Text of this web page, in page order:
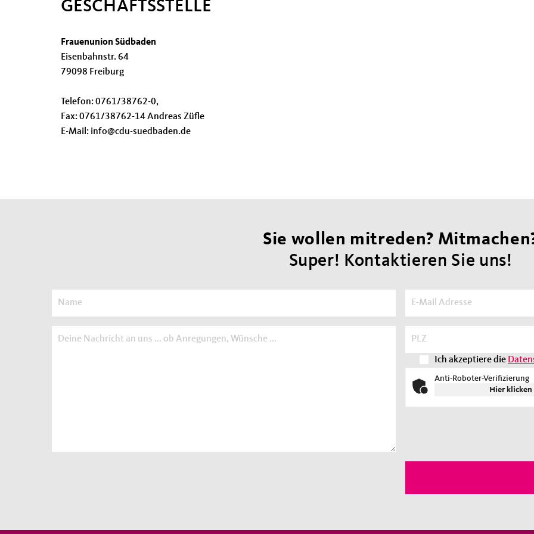
GESCHÄFTSSTELLE
Frauenunion Südbaden
Eisenbahnstr. 64
79098 Freiburg
Telefon: 0761/38762-0,
Fax: 0761/38762-14 Andreas Züfle
E-Mail: info@cdu-suedbaden.de
Sie wollen mitreden?
Super! Kontaktieren Sie uns!
Ich akzeptiere die
Anti-Roboter-Verifizierung
Hier klicken